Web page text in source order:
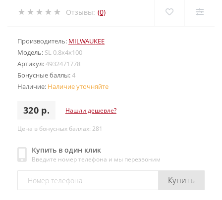
Отзывы: (0)
Производитель: MILWAUKEE
Модель: SL 0,8x4x100
Артикул:4932471778
Бонусные баллы:4
Наличие: Наличие уточняйте
320 р. Нашли дешевле?
Цена в бонусных баллах: 281
Купить в один клик
Введите номер телефона и мы перезвоним
Купить